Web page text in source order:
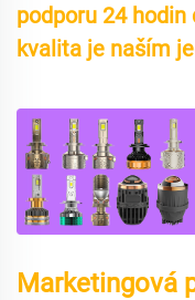
podporu 24
kvalita je naším
Marketingová